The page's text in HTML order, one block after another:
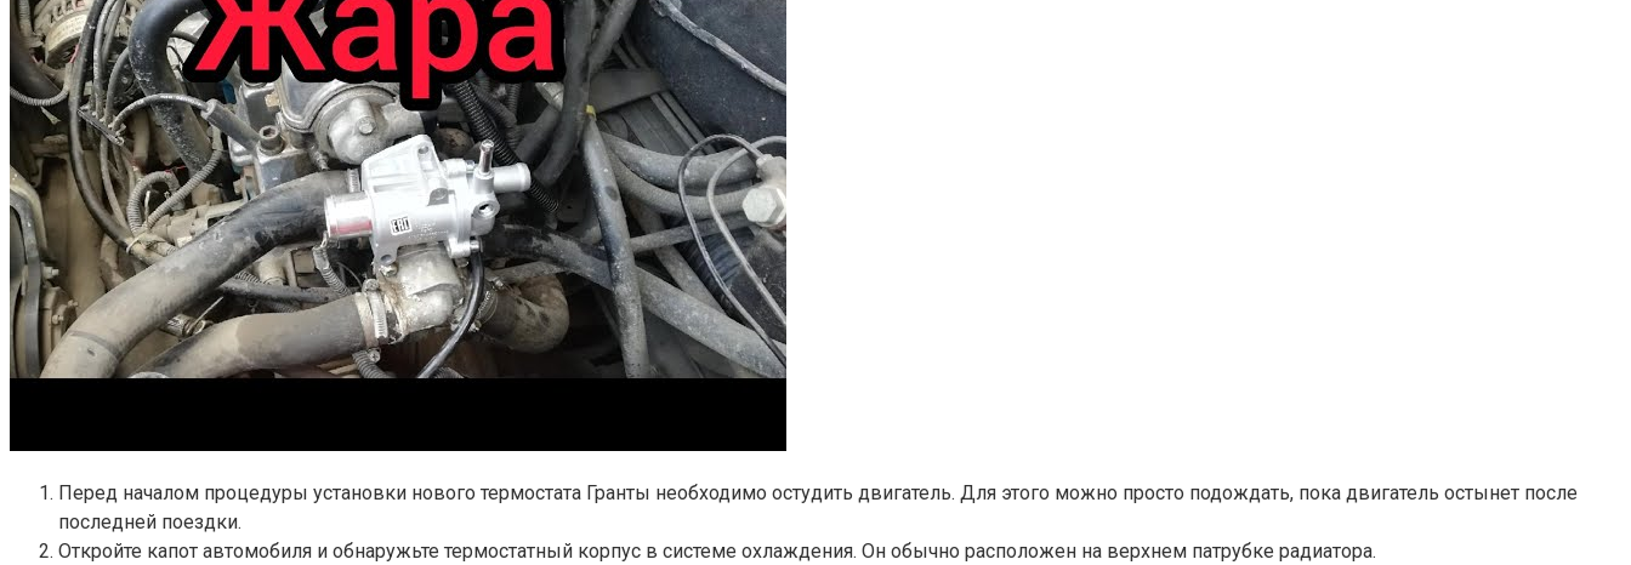
Перед началом процедуры установки нового термостата Гранты необходимо остудить двигатель. Для этого можно просто подождать, пока двигатель остынет после
последней поездки.
Откройте капот автомобиля и обнаружьте термостатный корпус в системе охлаждения. Он обычно расположен на верхнем патрубке радиатора.